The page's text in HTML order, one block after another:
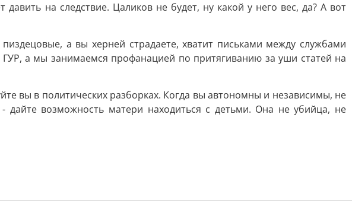
на следствие. Цаликов не будет, ну какой у него вес, да? А вот
а вы херней страдаете, хватит письками между службами
а мы занимаемся профанацией по притягиванию за уши статей на
вы в политических разборках. Когда вы автономны и независимы, не
дайте возможность матери находиться с детьми. Она не убийца, не